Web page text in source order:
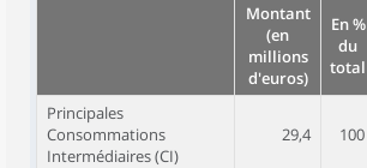
Montant
(en
millions
d'euros)
En %
du
total
Principales
Consommations
Intermédiaires (CI)
29,4 100